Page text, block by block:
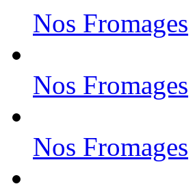
Nos Fromages
Nos Fromages
Nos Fromages